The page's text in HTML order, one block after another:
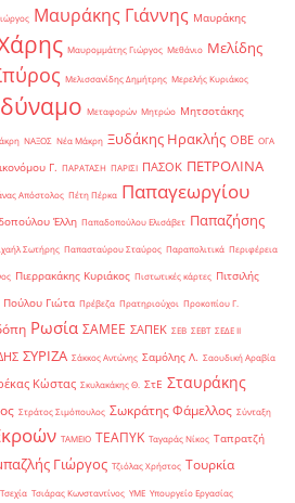
Μαυράκης Γιάννης Μαυράκης
Μαυρομμάτης Γιώργος Μεθάνιο Μελίδης
Μελισσανίδης Δημήτρης Μερελής Κυριάκος
Μεταφορών Μητρώο Μητσοτάκης
ΝΑΞΟΣ Νέα Μάκρη Ξυδάκης Ηρακλής ΟΒΕ ΟΓΑ
Γ. ΠΑΡΑΤΑΣΗ ΠΑΡΙΣΙ ΠΑΣΟΚ ΠΕΤΡΟΛΙΝΑ
Απόστολος Πέτη Πέρκα Παπαγεωργίου
Έλλη Παπαδοπούλου Ελισάβετ Παπαζήσης
Σωτήρης Παπασταύρου Σταύρος Παραπολιτικά Περιφέρεια
Πιερρακάκης Κυριάκος Πιστωτικές κάρτες Πιτσιλής
Πούλου Γιώτα Πρέβεζα Πρατηριούχοι Προκοπίου Γ.
Ρωσία ΣΑΜΕΕ ΣΑΠΕΚ ΣΕΒ ΣΕΒΤ ΣΕΔΕ ΙΙ
ΣΥΡΙΖΑ Σάκκος Αντώνης Σαμόλης Λ. Σαουδική Αραβία
Κώστας Σκυλακάκης Θ. ΣτΕ Σταυράκης
Στράτος Σιμόπουλος Σωκράτης Φάμελλος Σύνταξη
ΤΑΜΕΙΟ ΤΕΑΠΥΚ Ταγαράς Νίκος Ταπρατζή
Γιώργος Τζιόλας Χρήστος Τουρκία
Τσεχία Τσιάρας Κωνσταντίνος ΥΜΕ Υπουργείο Εργασίας